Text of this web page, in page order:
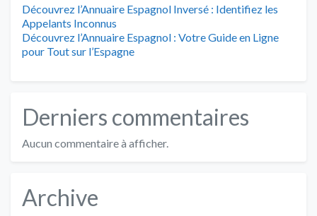
Découvrez l’Annuaire Espagnol Inversé : Identifiez les
Appelants Inconnus
Découvrez l’Annuaire Espagnol : Votre Guide en Ligne
pour Tout sur l’Espagne
Derniers commentaires
Aucun commentaire à afficher.
Archive